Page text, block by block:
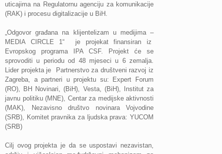
uticajima na Regulatornu agenciju za komunikacije
(RAK) i procesu digitalizacije u BiH.
„Odgovor građana na klijentelizam u medijima –
MEDIA CIRCLE 1“ je projekat finansiran iz
Evropskog programa IPA CSF. Projekt će se
sprovoditi u periodu od 48 mjeseci u 6 zemalja.
Lider projekta je Partnerstvo za društveni razvoj iz
Zagreba, a partneri u projektu su: Expert Forum
(RO), BH Novinari, (BiH), Vesta, (BiH), Institut za
javnu politiku (MNE), Centar za medijske aktivnosti
(MAK), Nezavisno društvo novinara Vojvodine
(SRB), Komitet pravnika za ljudska prava: YUCOM
(SRB)
Cilj ovog projekta je da se uspostavi nezavistan,